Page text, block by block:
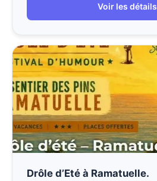
Voir les détails
Drôle d’Eté à Ramatuelle.